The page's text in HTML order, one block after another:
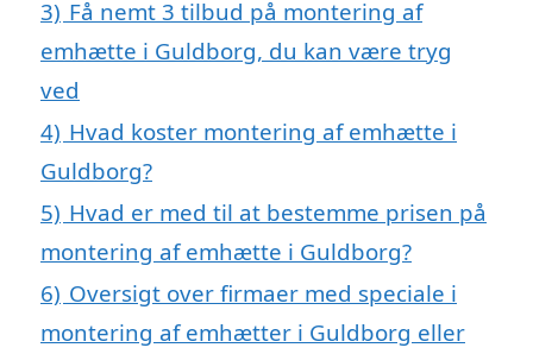
3) Få nemt 3 tilbud på montering af
emhætte i Guldborg, du kan være tryg
ved
4) Hvad koster montering af emhætte i
Guldborg?
5) Hvad er med til at bestemme prisen på
montering af emhætte i Guldborg?
6) Oversigt over firmaer med speciale i
montering af emhætter i Guldborg eller